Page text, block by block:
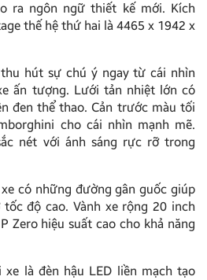
ra ngôn ngữ thiết kế mới. Kích
thế hệ thứ hai là 4465 x 1942 x
thu hút sự chú ý ngay từ cái nhìn
ấn tượng. Lưới tản nhiệt lớn có
đen thể thao. Cản trước màu tối
cho cái nhìn mạnh mẽ.
nét với ánh sáng rực rỡ trong
có những đường gân guốc giúp
độ cao. Vành xe rộng 20 inch
Zero hiệu suất cao cho khả năng
là đèn hậu LED liền mạch tạo